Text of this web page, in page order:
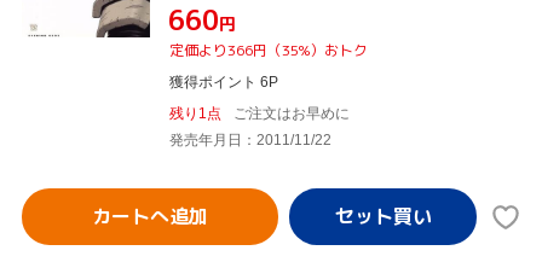
¥660円
定価より366円（35%）おトク
獲得ポイント 6P
残り1点
ご注文はお早めに
発売年月日：2011/11/22
カートへ追加